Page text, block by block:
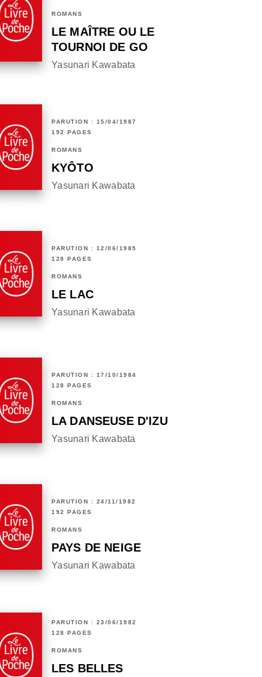
ROMANS
LE MAÎTRE OU LE
TOURNOI DE GO
Yasunari Kawabata
PARUTION : 15/04/1987
192 PAGES
ROMANS
KYÔTO
Yasunari Kawabata
PARUTION : 12/06/1985
128 PAGES
ROMANS
LE LAC
Yasunari Kawabata
PARUTION : 17/10/1984
128 PAGES
ROMANS
LA DANSEUSE D'IZU
Yasunari Kawabata
PARUTION : 24/11/1982
192 PAGES
ROMANS
PAYS DE NEIGE
Yasunari Kawabata
PARUTION : 23/06/1982
128 PAGES
ROMANS
LES BELLES